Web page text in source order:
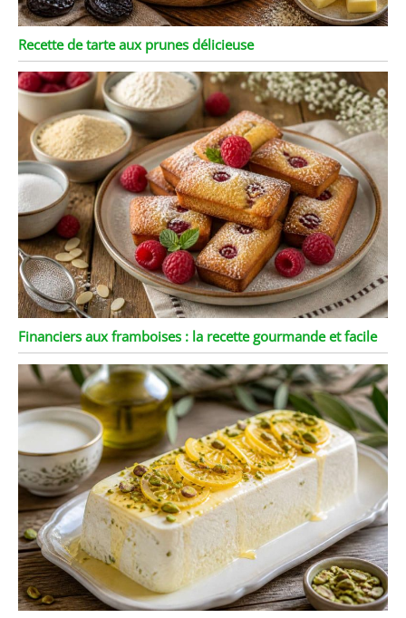
Recette de tarte aux prunes délicieuse
Financiers aux framboises : la recette gourmande et facile